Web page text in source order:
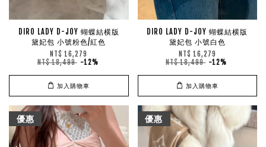
DIRO LADY D-JOY 蝴蝶結横版
黛妃包 小號粉色/紅色
NT$ 16,279
NT$ 18,499 -12%
加入購物車
DIRO LADY D-JOY 蝴蝶結横版
黛妃包 小號白色
NT$ 16,279
NT$ 18,499 -12%
加入購物車
優惠 優惠